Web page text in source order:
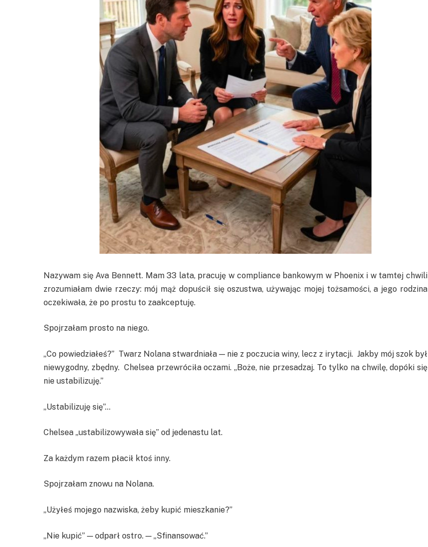
Nazywam się Ava Bennett. Mam 33 lata, pracuję w compliance bankowym w Phoenix i w tamtej chwili
zrozumiałam dwie rzeczy: mój mąż dopuścił się oszustwa, używając mojej tożsamości, a jego rodzina
oczekiwała, że po prostu to zaakceptuję.
Spojrzałam prosto na niego.
„Co powiedziałeś?” Twarz Nolana stwardniała — nie z poczucia winy, lecz z irytacji. Jakby mój szok był
niewygodny, zbędny. Chelsea przewróciła oczami. „Boże, nie przesadzaj. To tylko na chwilę, dopóki się
nie ustabilizuję.”
„Ustabilizuję się”…
Chelsea „ustabilizowywała się” od jedenastu lat.
Za każdym razem płacił ktoś inny.
Spojrzałam znowu na Nolana.
„Użyłeś mojego nazwiska, żeby kupić mieszkanie?”
„Nie kupić” — odparł ostro. — „Sfinansować.”